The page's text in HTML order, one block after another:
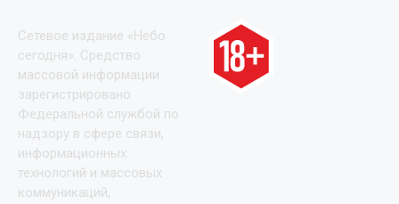
Сетевое издание «Небо
сегодня». Средство
массовой информации
зарегистрировано
Федеральной службой по
надзору в сфере связи,
информационных
технологий и массовых
коммуникаций,